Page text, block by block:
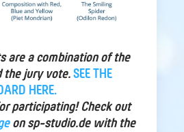
are a combination of the
the jury vote.SEE THE
HERE.
participating! Check out
on sp-studio.de with the